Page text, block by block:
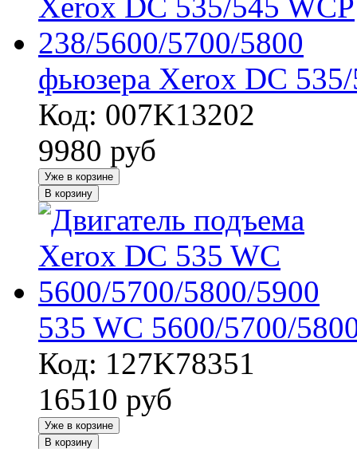
фьюзера Xerox DC
Код: 007K13202
9980 руб
Уже в корзине
В корзину
535 WC 5600/5700/
Код: 127K78351
16510 руб
Уже в корзине
В корзину